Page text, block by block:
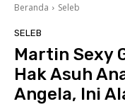
Beranda Seleb
SELEB
Martin Sexy
Hak Asuh
Angela, Ini